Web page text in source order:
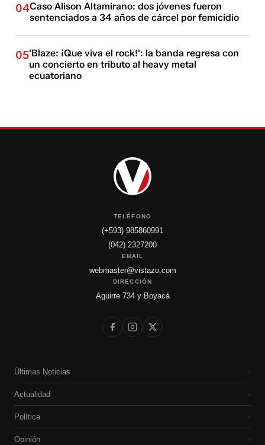
04Caso Alison Altamirano: dos jóvenes fueron
sentenciados a 34 años de cárcel por femicidio
05'Blaze: ¡Que viva el rock!': la banda regresa con
un concierto en tributo al heavy metal
ecuatoriano
TELÉFONO
(+593) 985860991
(042) 2327200
EMAIL
webmaster@vistazo.com
DIRECCIÓN
Aguirre 734 y Boyacá
Últimas Noticias ›
Actualidad ›
Política ›
Opinión ›